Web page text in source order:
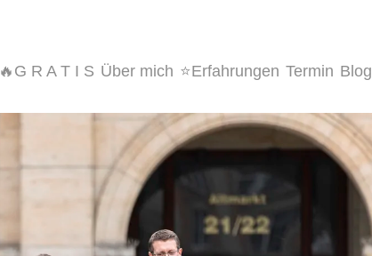
🔥G R A T I S Über mich ⭐️Erfahrungen Termin Blog